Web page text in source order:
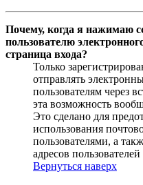
Почему, когда я нажимаю
пользователю
страница входа?
Только
отправлять
пользователям через
эта возможность
Это сделано для
использования
пользователями, а
адресов
Вернуться наверх